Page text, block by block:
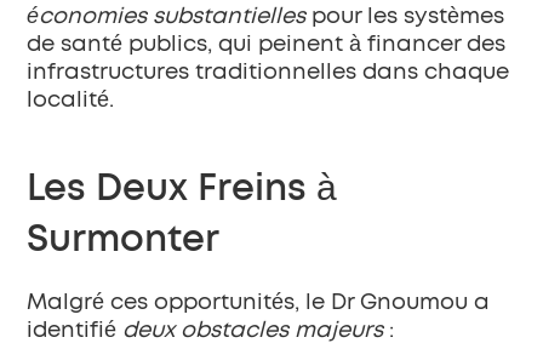
économies substantielles pour les systèmes
de santé publics, qui peinent à financer des
infrastructures traditionnelles dans chaque
localité.
Les Deux Freins à
Surmonter
Malgré ces opportunités, le Dr Gnoumou a
identifié deux obstacles majeurs :